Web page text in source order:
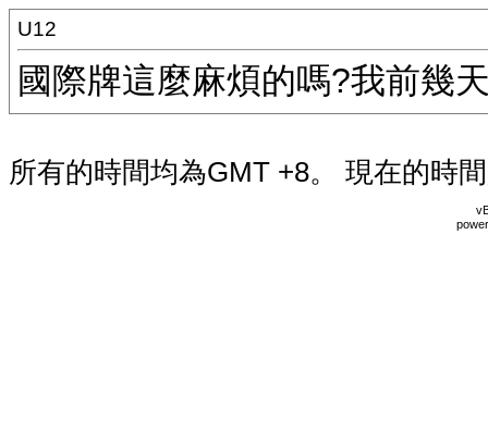
U12
國際牌這麼麻煩的嗎?我前幾
所有的時間均為GMT +8。 現在的時